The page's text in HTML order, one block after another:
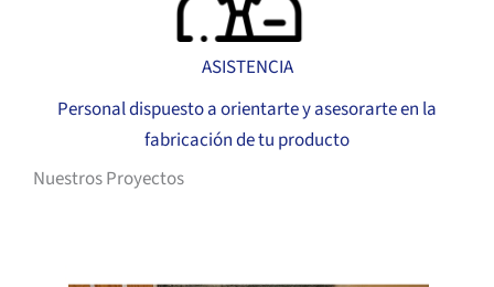
ASISTENCIA
Personal dispuesto a orientarte y asesorarte en la
fabricación de tu producto
Nuestros Proyectos